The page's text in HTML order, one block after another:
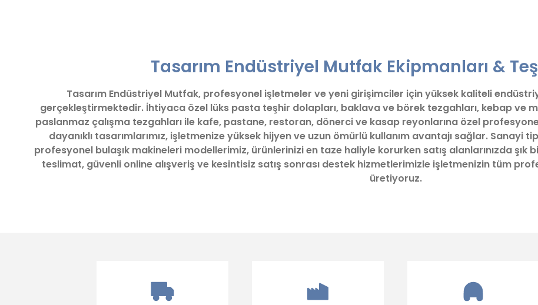
Yorum Yaz
Ürün resmi kalitesiz, bozuk veya görüntülenemiyor.
Ürün bilgilerinde hatalar bulunuyor.
Ürün fiyatı diğer sitelerden daha pahalı.
Bu ürüne benzer farklı alternatifler olmalı.
Tasarım Endüstriyel Mutfak Ekipmanları &
Tasarım Endüstriyel Mutfak, profesyonel işletmeler ve yeni girişimciler için yüksek kaliteli
gerçekleştirmektedir. İhtiyaca özel lüks pasta teşhir dolapları, baklava ve börek tezgahları, kebap ve
paslanmaz çalışma tezgahları ile kafe, pastane, restoran, dönerci ve kasap reyonlarına özel
dayanıklı tasarımlarımız, işletmenize yüksek hijyen ve uzun ömürlü kullanım avantajı sağlar. Sanayi
profesyonel bulaşık makineleri modellerimiz, ürünlerinizi en taze haliyle korurken satış alanlarınızda şık
teslimat, güvenli online alışveriş ve kesintisiz satış sonrası destek hizmetlerimizle işletmenizin tüm
üretiyoruz.